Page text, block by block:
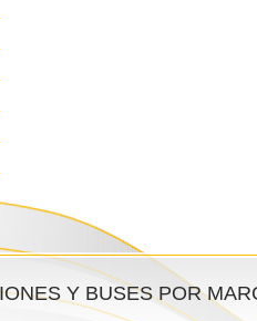
Y BUSES POR